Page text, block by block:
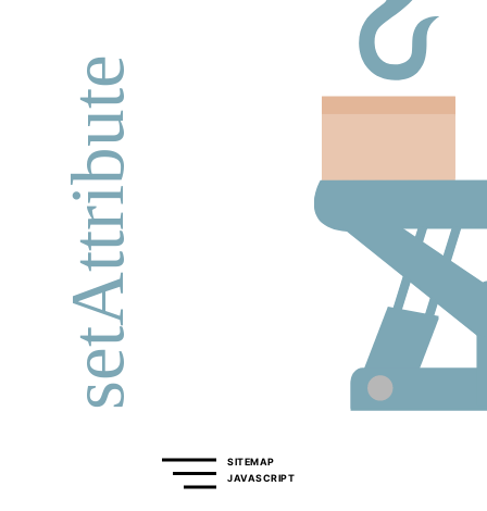
SITEMAP
JAVASCRIPT